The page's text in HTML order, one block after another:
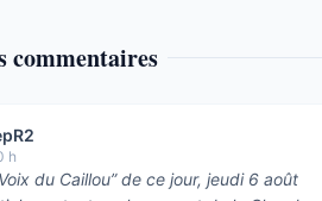
commentaires
h
du Caillou” de ce jour, jeudi 6 août